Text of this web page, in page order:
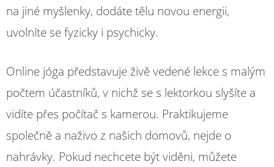
na jiné myšlenky, dodáte tělu novou energii,
uvolníte se fyzicky i psychicky.
​Online jóga představuje živě vedené lekce s malým
počtem účastníků, v nichž se s lektorkou slyšíte a
vidíte přes počítač s kamerou. Praktikujeme
společně a naživo z našich domovů, nejde o
nahrávky. Pokud nechcete být viděni, můžete